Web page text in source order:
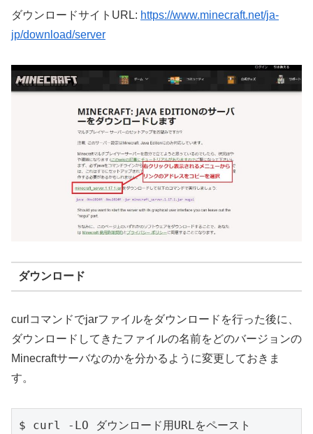
ダウンロードサイトURL: https://www.minecraft.net/ja-
jp/download/server
ダウンロード
curlコマンドでjarファイルをダウンロードを行った後に、
ダウンロードしてきたファイルの名前をどのバージョンの
Minecraftサーバなのかを分かるように変更しておきま
す。
$ curl -LO ダウンロード用URLをペースト